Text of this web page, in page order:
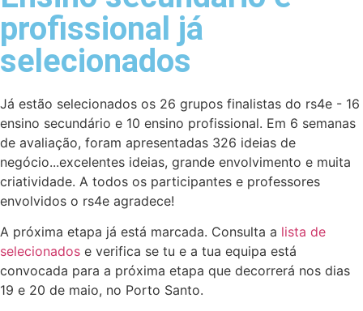
profissional já
selecionados
Já estão selecionados os 26 grupos finalistas do rs4e - 16
ensino secundário e 10 ensino profissional. Em 6 semanas
de avaliação, foram apresentadas 326 ideias de
negócio...excelentes ideias, grande envolvimento e muita
criatividade. A todos os participantes e professores
envolvidos o rs4e agradece!
A próxima etapa já está marcada. Consulta a lista de
selecionados e verifica se tu e a tua equipa está
convocada para a próxima etapa que decorrerá nos dias
19 e 20 de maio, no Porto Santo.